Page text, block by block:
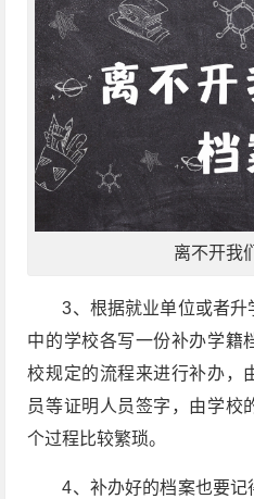
离不开我
3、根据就业单位或者
中的学校各写一份补办学籍
校规定的流程来进行补办，
员等证明人员签字，由学校
个过程比较繁琐。
4、补办好的档案也要